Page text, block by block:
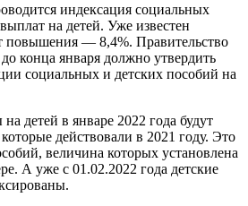
индексация социальных
на детей. Уже известен
повышения — 8,4%. Правительство
конца января должно утвердить
социальных и детских пособий на
детей в январе 2022 года будут
которые действовали в 2021 году. Это
величина которых установлена
А уже с 01.02.2022 года детские